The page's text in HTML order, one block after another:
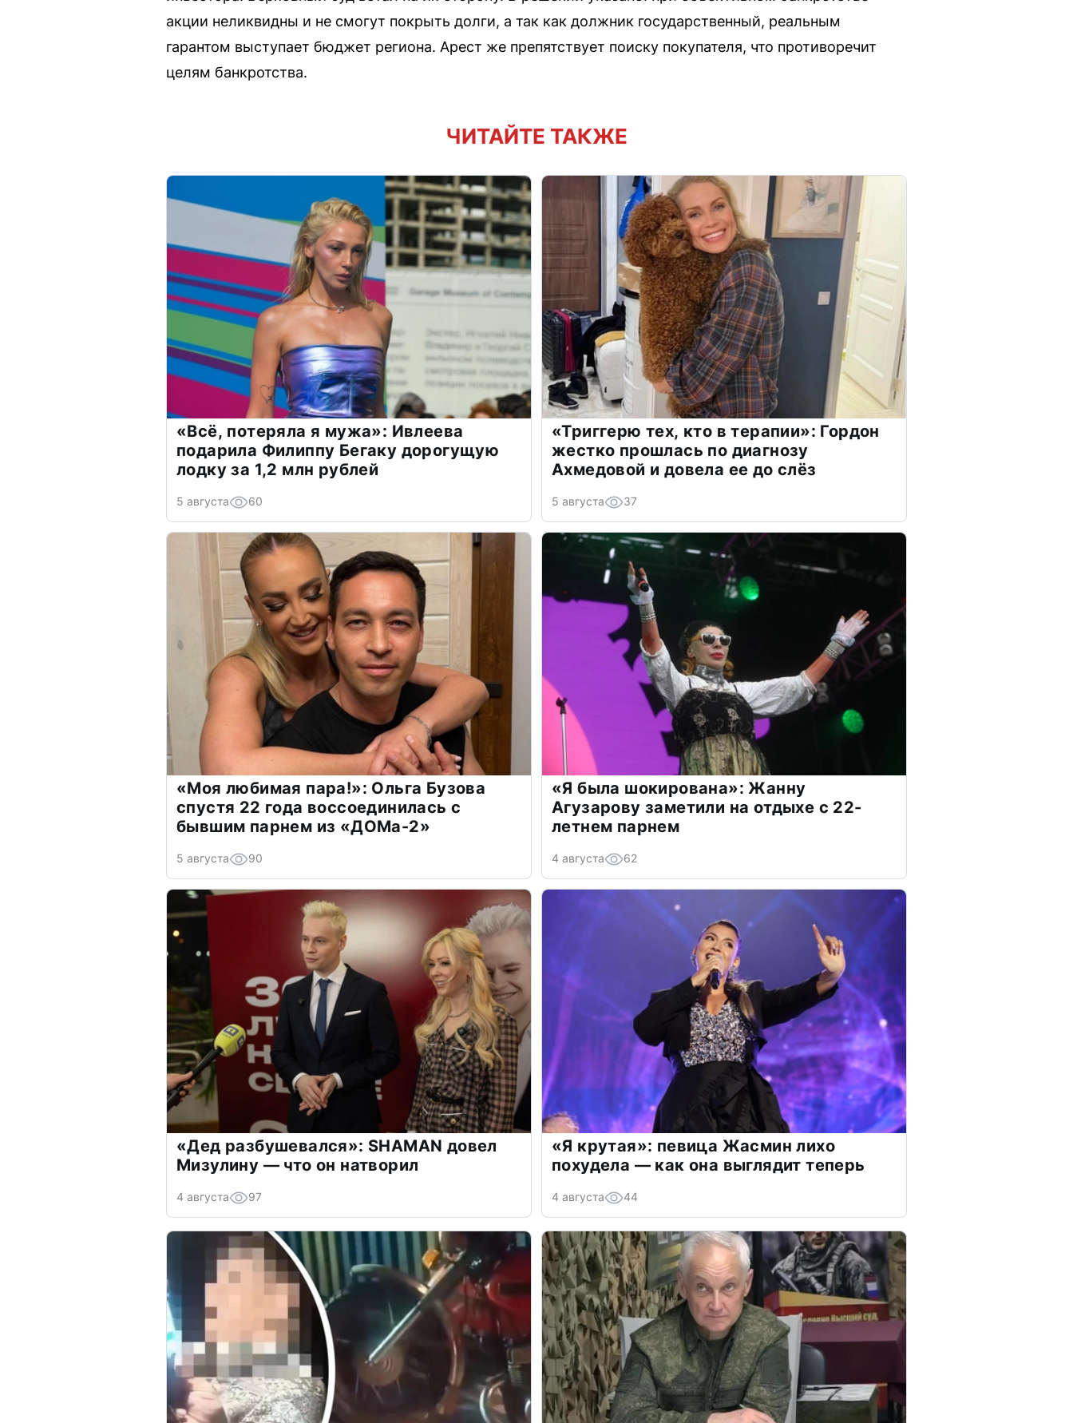
акции неликвидны и не смогут покрыть долги, а так как должник государственный, реальным
гарантом выступает бюджет региона. Арест же препятствует поиску покупателя, что противоречит
целям банкротства.
ЧИТАЙТЕ ТАКЖЕ
«Всё, потеряла я мужа»: Ивлеева
подарила Филиппу Бегаку дорогущую
лодку за 1,2 млн рублей
5 августа 60
«Триггерю тех, кто в терапии»: Гордон
жестко прошлась по диагнозу
Ахмедовой и довела ее до слёз
5 августа 37
«Моя любимая пара!»: Ольга Бузова
спустя 22 года воссоединилась с
бывшим парнем из «ДОМа-2»
5 августа 90
«Я была шокирована»: Жанну
Агузарову заметили на отдыхе с 22-
летнем парнем
4 августа 62
«Дед разбушевался»: SHAMAN довел
Мизулину — что он натворил
4 августа 97
«Я крутая»: певица Жасмин лихо
похудела — как она выглядит теперь
4 августа 44